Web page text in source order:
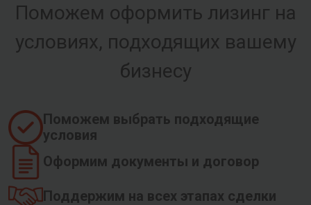
Поможем оформить лизинг на
условиях, подходящих вашему
бизнесу
Поможем выбрать подходящие
условия
Оформим документы и договор
Поддержим на всех этапах сделки